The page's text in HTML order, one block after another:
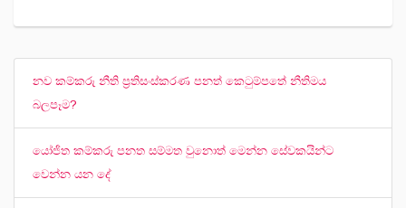
නව කම්කරු නීති ප්‍රතිසංස්කරණ පනත් කෙටුම්පතේ නීතිමය
බලපෑම?
යෝජිත කම්කරු පනත සම්මත වුනොත් මෙන්න සේවකයින්ට
වෙන්න යන දේ